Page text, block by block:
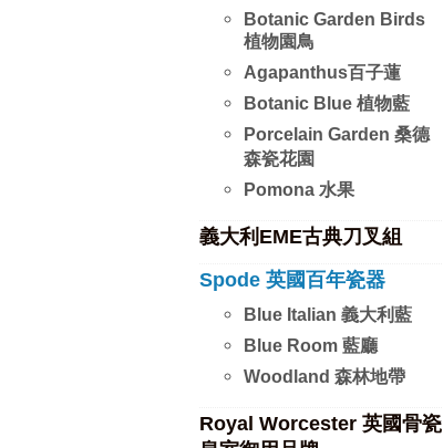
Botanic Garden Birds
植物園鳥
Agapanthus百子蓮
Botanic Blue 植物藍
Porcelain Garden 桑德
森瓷花園
Pomona 水果
義大利EME古典刀叉組
Spode 英國百年瓷器
Blue Italian 義大利藍
Blue Room 藍廳
Woodland 森林地帶
Royal Worcester 英國骨瓷